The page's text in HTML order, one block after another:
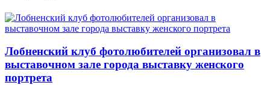
Лобненский клуб фотолюбителей организовал в
выставочном зале города выставку женского
портрета